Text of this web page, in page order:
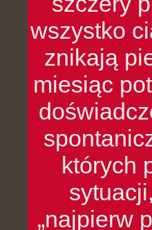
wszystko
znikają
miesiąc
których
„najpierw